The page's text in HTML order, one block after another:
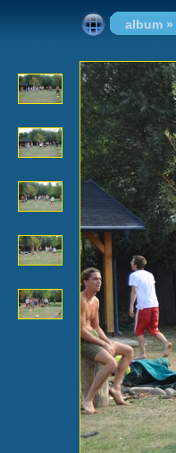
album »